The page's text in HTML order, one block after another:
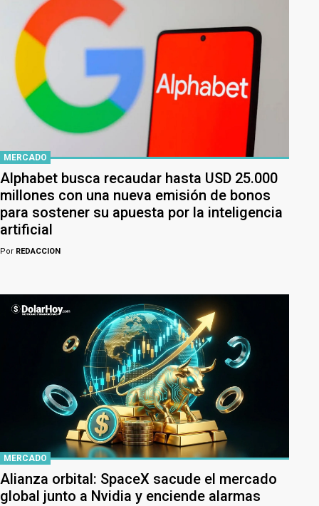
MERCADO
Alphabet busca recaudar hasta USD 25.000
millones con una nueva emisión de bonos
para sostener su apuesta por la inteligencia
artificial
Por REDACCION
MERCADO
Alianza orbital: SpaceX sacude el mercado
global junto a Nvidia y enciende alarmas